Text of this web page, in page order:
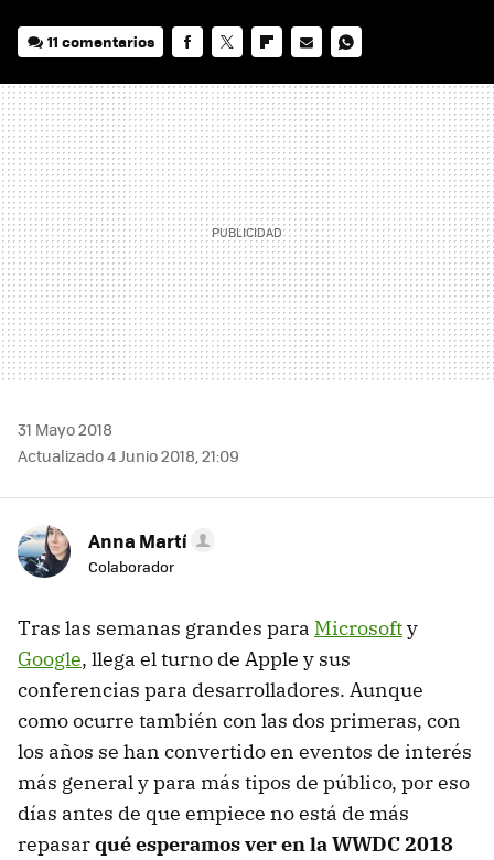
11 comentarios
MAIL
31 Mayo 2018
Actualizado 4 Junio 2018, 21:09
Anna Martí
Colaborador
Tras las semanas grandes para Microsofty
Google, llega el turno de Apple y sus
conferencias para desarrolladores. Aunque
como ocurre también con las dos primeras, con
los años se han convertido en eventos de interés
más general y para más tipos de público, por eso
días antes de que empiece no está de más
repasarqué esperamos ver en la WWDC 2018